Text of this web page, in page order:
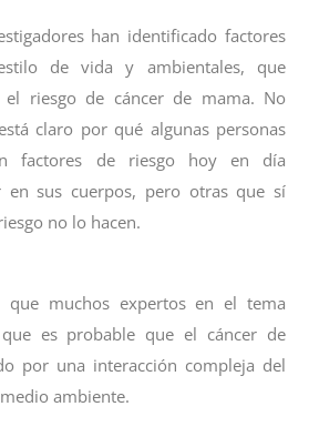
han identificado factores
de vida y ambientales, que
el riesgo de cáncer de mama. No
claro por qué algunas personas
factores de riesgo hoy en día
en sus cuerpos, pero otras que sí
no lo hacen.
que muchos expertos en el tema
es probable que el cáncer de
por una interacción compleja del
ambiente.